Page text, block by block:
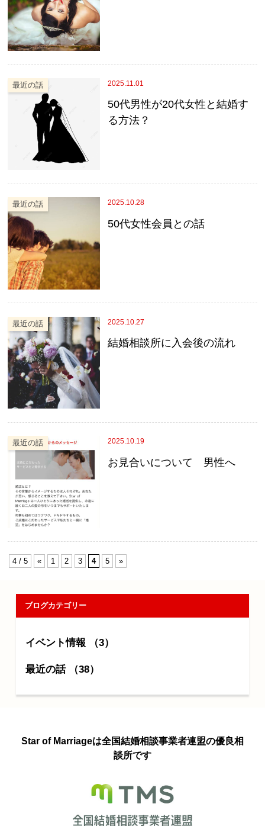
2025.11.01
最近の話
50代男性が20代女性と結婚す
る方法？
2025.10.28
最近の話
50代女性会員との話
2025.10.27
最近の話
結婚相談所に入会後の流れ
2025.10.19
最近の話
お見合いについて 男性へ
4 / 5 « 1 2 3 4 5 »
ブログカテゴリー
イベント情報 （3）
最近の話 （38）
Star of Marriageは全国結婚相談事業者連盟の優良相
談所です